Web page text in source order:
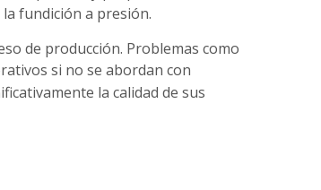
fundición a presión.
de producción. Problemas como
si no se abordan con
la calidad de sus